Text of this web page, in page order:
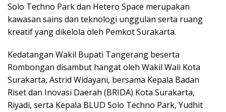
Solo Techno Park dan Hetero Space merupakan
kawasan sains dan teknologi unggulan serta ruang
kreatif yang dikelola oleh Pemkot Surakarta.
Kedatangan Wakil Bupati Tangerang beserta
‎Rombongan disambut hangat oleh Wakil Wali Kota
Surakarta, Astrid Widayani, bersama Kepala Badan
Riset dan Inovasi Daerah (BRIDA) Kota Surakarta,
Riyadi, serta Kepala BLUD Solo Techno Park, Yudhit